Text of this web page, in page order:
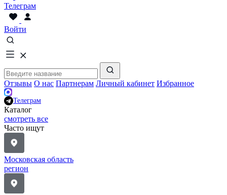
Телеграм
Войти
Отзывы О нас Партнерам Личный кабинет Избранное
Телеграм
Каталог
смотреть все
Часто ищут
Московская область
регион